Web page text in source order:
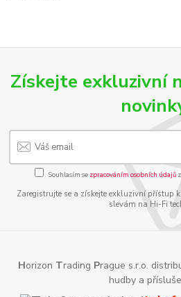
Získejte exkluzivní
Souhlasím se zpracováním osobních údajů
Zaregistrujte se a získejte exkluzivní přístup
slevám na Hi-Fi
Horizon Trading Prague s.r.o.
hudby a